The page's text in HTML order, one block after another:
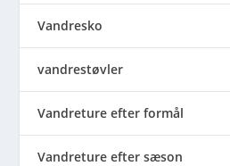
Vandresko
vandrestøvler
Vandreture efter formål
Vandreture efter sæson